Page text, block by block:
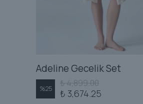
Adeline Gecelik Set
%25
₺ 4,899.00
₺ 3,674.25